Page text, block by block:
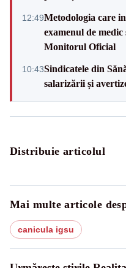
12:49Metodologia care
examenul de
Monitorul Oficial
10:43Sindicatele din
salarizării și
Distribuie articolul
Mai multe articole
canicula igsu